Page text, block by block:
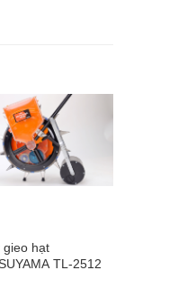
gieo hạt
TL-2512